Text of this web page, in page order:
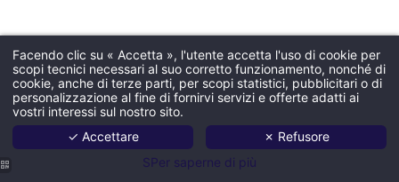
Facendo clic su « Accetta », l'utente accetta l'uso di cookie per
scopi tecnici necessari al suo corretto funzionamento, nonché di
cookie, anche di terze parti, per scopi statistici, pubblicitari o di
personalizzazione al fine di fornirvi servizi e offerte adatti ai
vostri interessi sul nostro sito.
✓ Accettare
✗ Refusore
SPer saperne di più